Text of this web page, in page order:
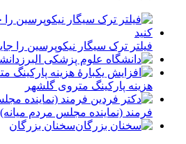
فیلتر ترک سیگار نیکوپرسین را
هزینه پارکینگ متروی گلشهر
فرمند (نماينده مجلس مردم میانه)
سخنان بزرگان